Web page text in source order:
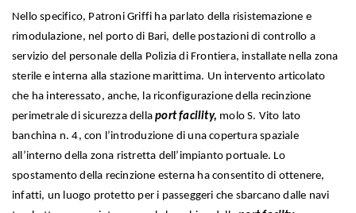
Nello specifico, Patroni Griffi ha parlato della risistemazione e
rimodulazione, nel porto di Bari, delle postazioni di controllo a
servizio del personale della Polizia di Frontiera, installate nella zona
sterile e interna alla stazione marittima. Un intervento articolato
che ha interessato, anche, la riconfigurazione della recinzione
perimetrale di sicurezza della port facility, molo S. Vito lato
banchina n. 4, con l’introduzione di una copertura spaziale
all’interno della zona ristretta dell’impianto portuale. Lo
spostamento della recinzione esterna ha consentito di ottenere,
infatti, un luogo protetto per i passeggeri che sbarcano dalle navi